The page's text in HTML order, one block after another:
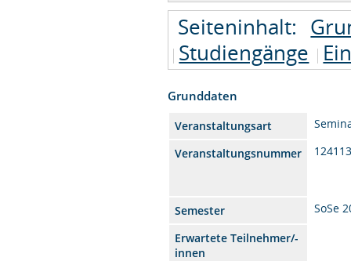
Seiteninhalt:
Studiengänge
Grunddaten
Veranstaltungsart
Veranstaltungsnummer
Semester
SoSe
Erwartete Teilnehmer/-
innen